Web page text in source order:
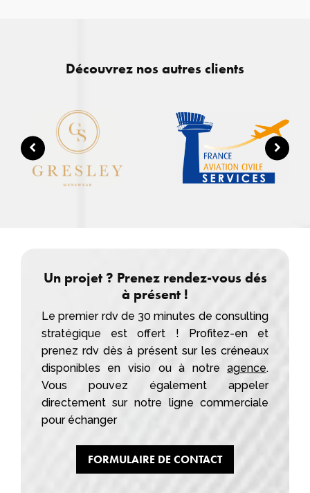
Découvrez nos autres clients
Un projet ? Prenez rendez-vous dés
à présent !
Le premier rdv de 30 minutes de consulting
stratégique est offert ! Profitez-en et
prenez rdv dès à présent sur les créneaux
disponibles en visio ou à notreagence.
Vous pouvez également appeler
directement sur notre ligne commerciale
pour échanger
FORMULAIRE DE CONTACT